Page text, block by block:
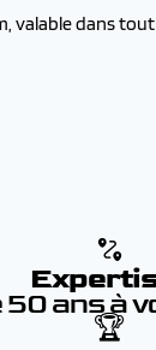
dans
50 ans à
🏆